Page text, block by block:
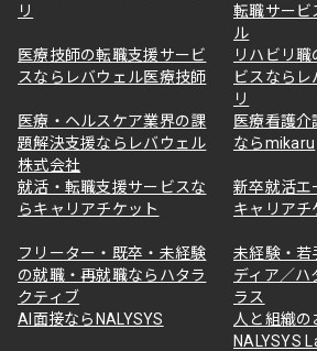
リ
転職サービ
ル
医療技師の転職支援サービ
スならレバウェル医療技師
リハビリ
ビスならレ
リ
医療・ヘルスケア業界の課
題解決支援ならレバウェル
株式会社
医療看護介
ならmikaru
就活・転職支援サービスな
らキャリアチケット
新卒就活エ
キャリアチ
フリーター・既卒・未経験
の就職・再就職ならハタラ
クティブ
未経験・若
ディア／ハ
ラス
AI面接ならNALYSYS
人と組織の
NALYSYS